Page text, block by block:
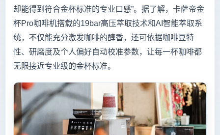
却能得到符合金杯标准的专业口感”。据了解，卡萨帝金
杯Pro咖啡机搭载的19bar高压萃取技术和AI智能萃取系
统，不仅能充分激发咖啡的醇香，还可依据咖啡豆特
性、研磨度及个人偏好自动校准参数，让每一杯咖啡都
无限接近专业级的金杯标准。